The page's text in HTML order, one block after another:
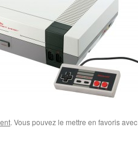
. Vous pouvez le mettre en favoris avec